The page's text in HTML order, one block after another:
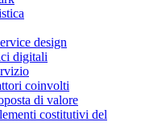
design
digitali
coinvolti
di valore
costitutivi del